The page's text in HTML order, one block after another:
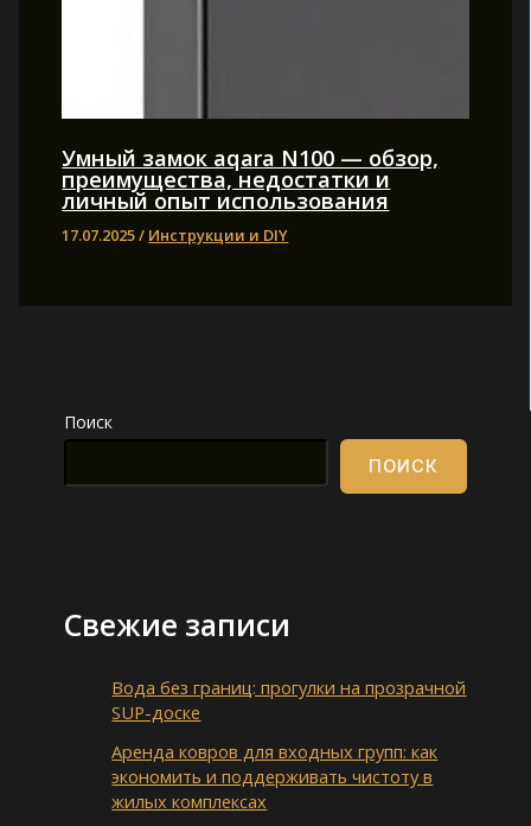
Умный замок aqara N100 — обзор,
преимущества, недостатки и
личный опыт использования
17.07.2025/ Инструкции и DIY
Поиск
ПОИСК
Свежие записи
Вода без границ: прогулки на прозрачной
SUP-доске
Аренда ковров для входных групп: как
экономить и поддерживать чистоту в
жилых комплексах